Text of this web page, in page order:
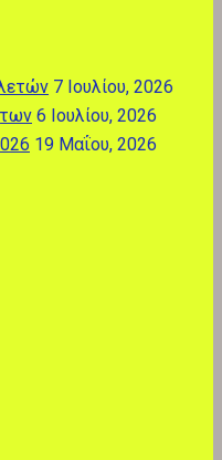
7 Ιουλίου, 2026
6 Ιουλίου, 2026
19 Μαΐου, 2026